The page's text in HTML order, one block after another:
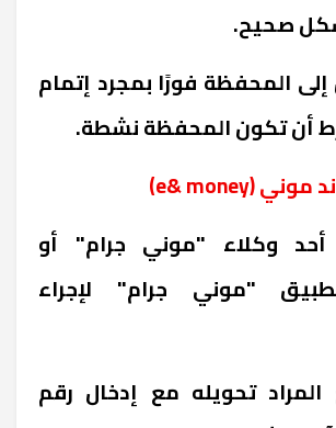
صحيح.
المحفظة فورًا بمجرد إتمام
أن تكون المحفظة نشطة.
موني (e& money
)
أحد وكلاء "موني جرام" أو
"موني جرام" لإجراء
المراد تحويله مع إدخال رقم